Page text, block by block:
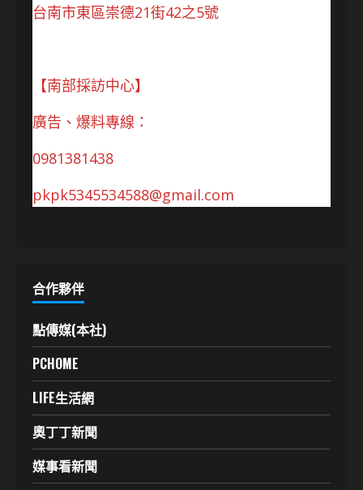
台南市東區崇德21街42之5號
【南部採訪中心】
廣告、爆料專線：
0981381438
pkpk5345534588@gmail.com
合作夥伴
點傳媒(本社)
PCHOME
LIFE生活網
奧丁丁新聞
媒事看新聞